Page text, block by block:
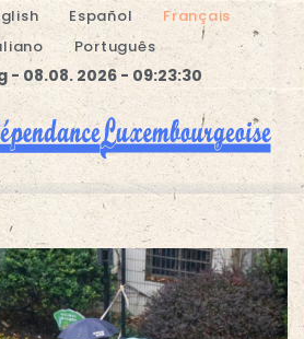
Español
Français
Português
- 08.08. 2026 - 09:23:30